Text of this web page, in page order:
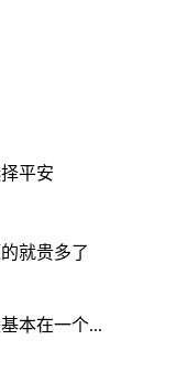
平安
就贵多了
本在一个...